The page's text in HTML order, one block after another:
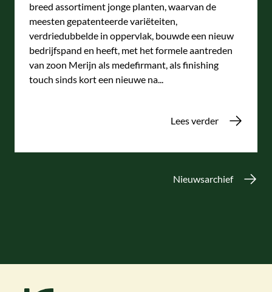
breed assortiment jonge planten, waarvan de
meesten gepatenteerde variëteiten,
verdriedubbelde in oppervlak, bouwde een nieuw
bedrijfspand en heeft, met het formele aantreden
van zoon Merijn als medefirmant, als finishing
touch sinds kort een nieuwe na...
Lees verder
Nieuwsarchief